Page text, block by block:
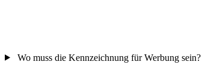
Wo muss die Kennzeichnung für Werbung sein?